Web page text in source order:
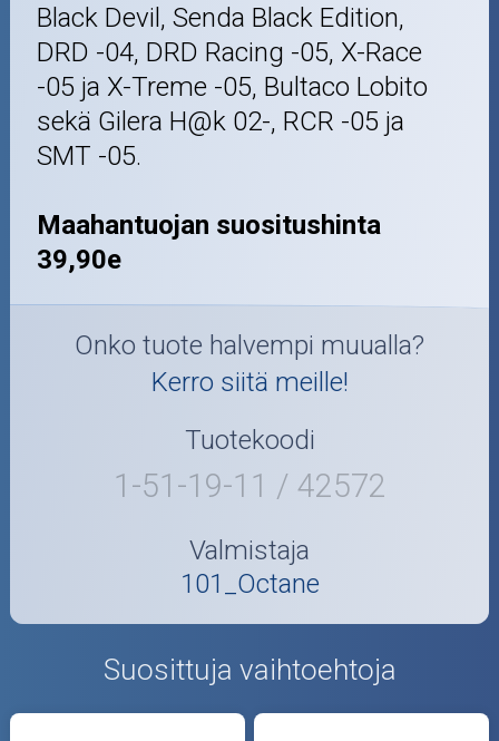
Black Devil, Senda Black Edition,
DRD -04, DRD Racing -05, X-Race
-05 ja X-Treme -05, Bultaco Lobito
sekä Gilera H@k 02-, RCR -05 ja
SMT -05.
Maahantuojan suositushinta
39,90e
Onko tuote halvempi muualla?
Kerro siitä meille!
Tuotekoodi
1-51-19-11 / 42572
Valmistaja
101_Octane
Suosittuja vaihtoehtoja